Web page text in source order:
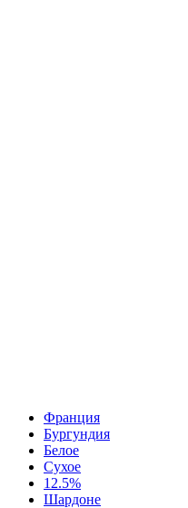
Франция
Бургундия
Белое
Сухое
12.5%
Шардоне